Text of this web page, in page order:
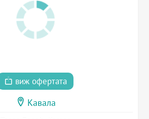
виж офертата
Кавала